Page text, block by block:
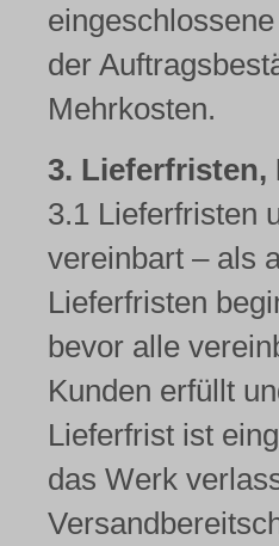
der
Mehrkosten.
3. Lieferfristen,
3.1 Lieferfristen
vereinbart – als
Lieferfristen
bevor alle
Kunden erfüllt
Lieferfrist ist
das Werk